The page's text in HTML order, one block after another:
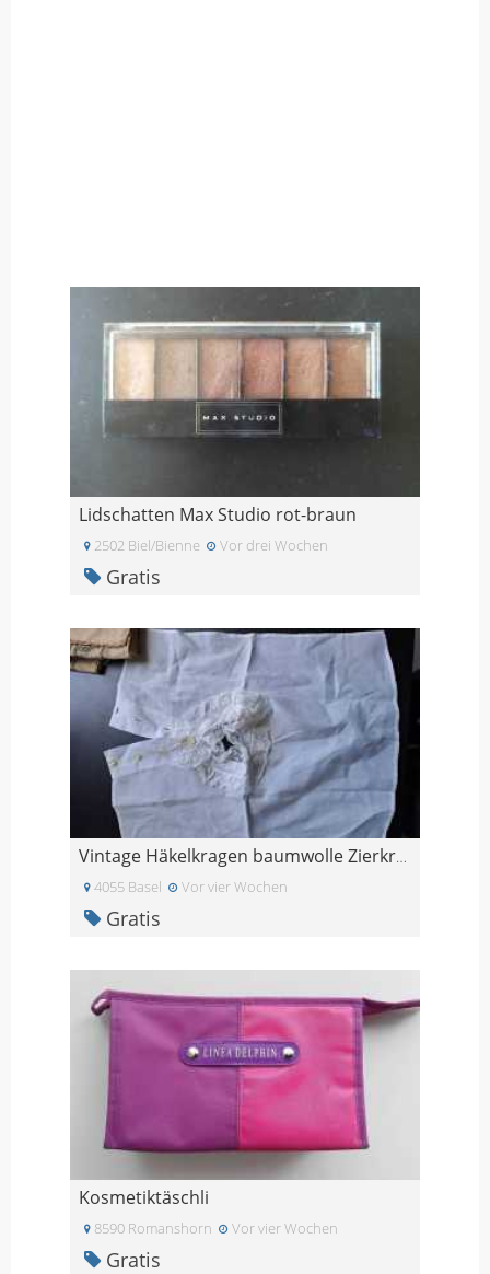
Lidschatten Max Studio rot-braun
2502 Biel/Bienne Vor drei Wochen
Gratis
Vintage Häkelkragen baumwolle Zierkragen Blusenkra
4055 Basel Vor vier Wochen
Gratis
Kosmetiktäschli
8590 Romanshorn Vor vier Wochen
Gratis